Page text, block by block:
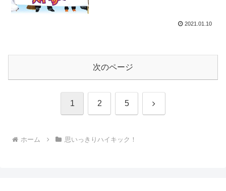
2021.01.10
次のページ
1 2 5 次
ホーム 思いっきりハイキック！